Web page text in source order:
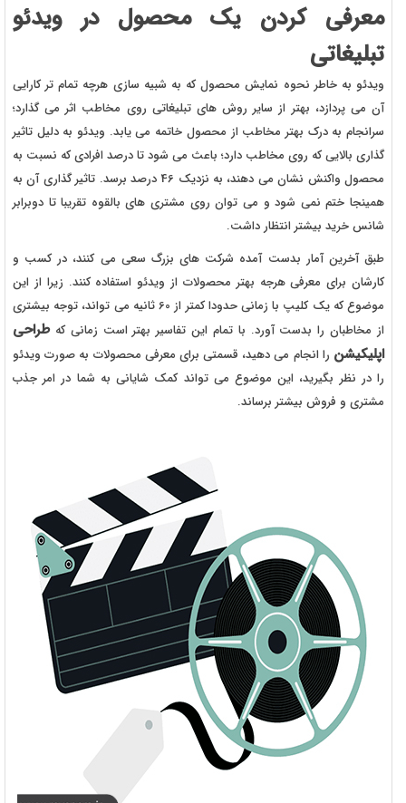
معرفی کردن یک محصول در ویدئو
تبلیغاتی
ویدئو به خاطر نحوه نمایش محصول که به شبیه سازی هرچه تمام تر کارایی
آن می پردازد، بهتر از سایر روش های تبلیغاتی روی مخاطب اثر می گذارد؛
سرانجام به درک بهتر مخاطب از محصول خاتمه می یابد. ویدئو به دلیل تاثیر
گذاری بالایی که روی مخاطب دارد؛ باعث می شود تا درصد افرادی که نسبت به
محصول واکنش نشان می دهند، به نزدیک 46 درصد برسد. تاثیر گذاری آن به
همینجا ختم نمی شود و می توان روی مشتری های بالقوه تقریبا تا دوبرابر
شانس خرید بیشتر انتظار داشت.
طبق آخرین آمار بدست آمده شرکت های بزرگ سعی می کنند، در کسب و
کارشان برای معرفی هرجه بهتر محصولات از ویدئو استفاده کنند. زیرا از این
موضوع که یک کلیپ با زمانی حدودا کمتر از 60 ثانیه می تواند، توجه بیشتری
از مخاطبان را بدست آورد. با تمام این تفاسیر بهتر است زمانی کهطراحی
اپلیکیشن را انجام می دهید، قسمتی برای معرفی محصولات به صورت ویدئو
را در نظر بگیرید، این موضوع می تواند کمک شایانی به شما در امر جذب
مشتری و فروش بیشتر برساند.